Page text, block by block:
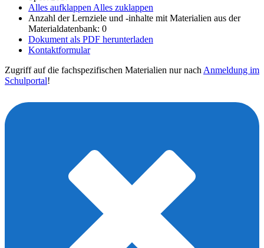
Alles aufklappen Alles zuklappen
Anzahl der Lernziele und -inhalte mit Materialien aus der
Materialdatenbank: 0
Dokument als PDF herunterladen
Kontaktformular
Zugriff auf die fachspezifischen Materialien nur nach Anmeldung im
Schulportal!